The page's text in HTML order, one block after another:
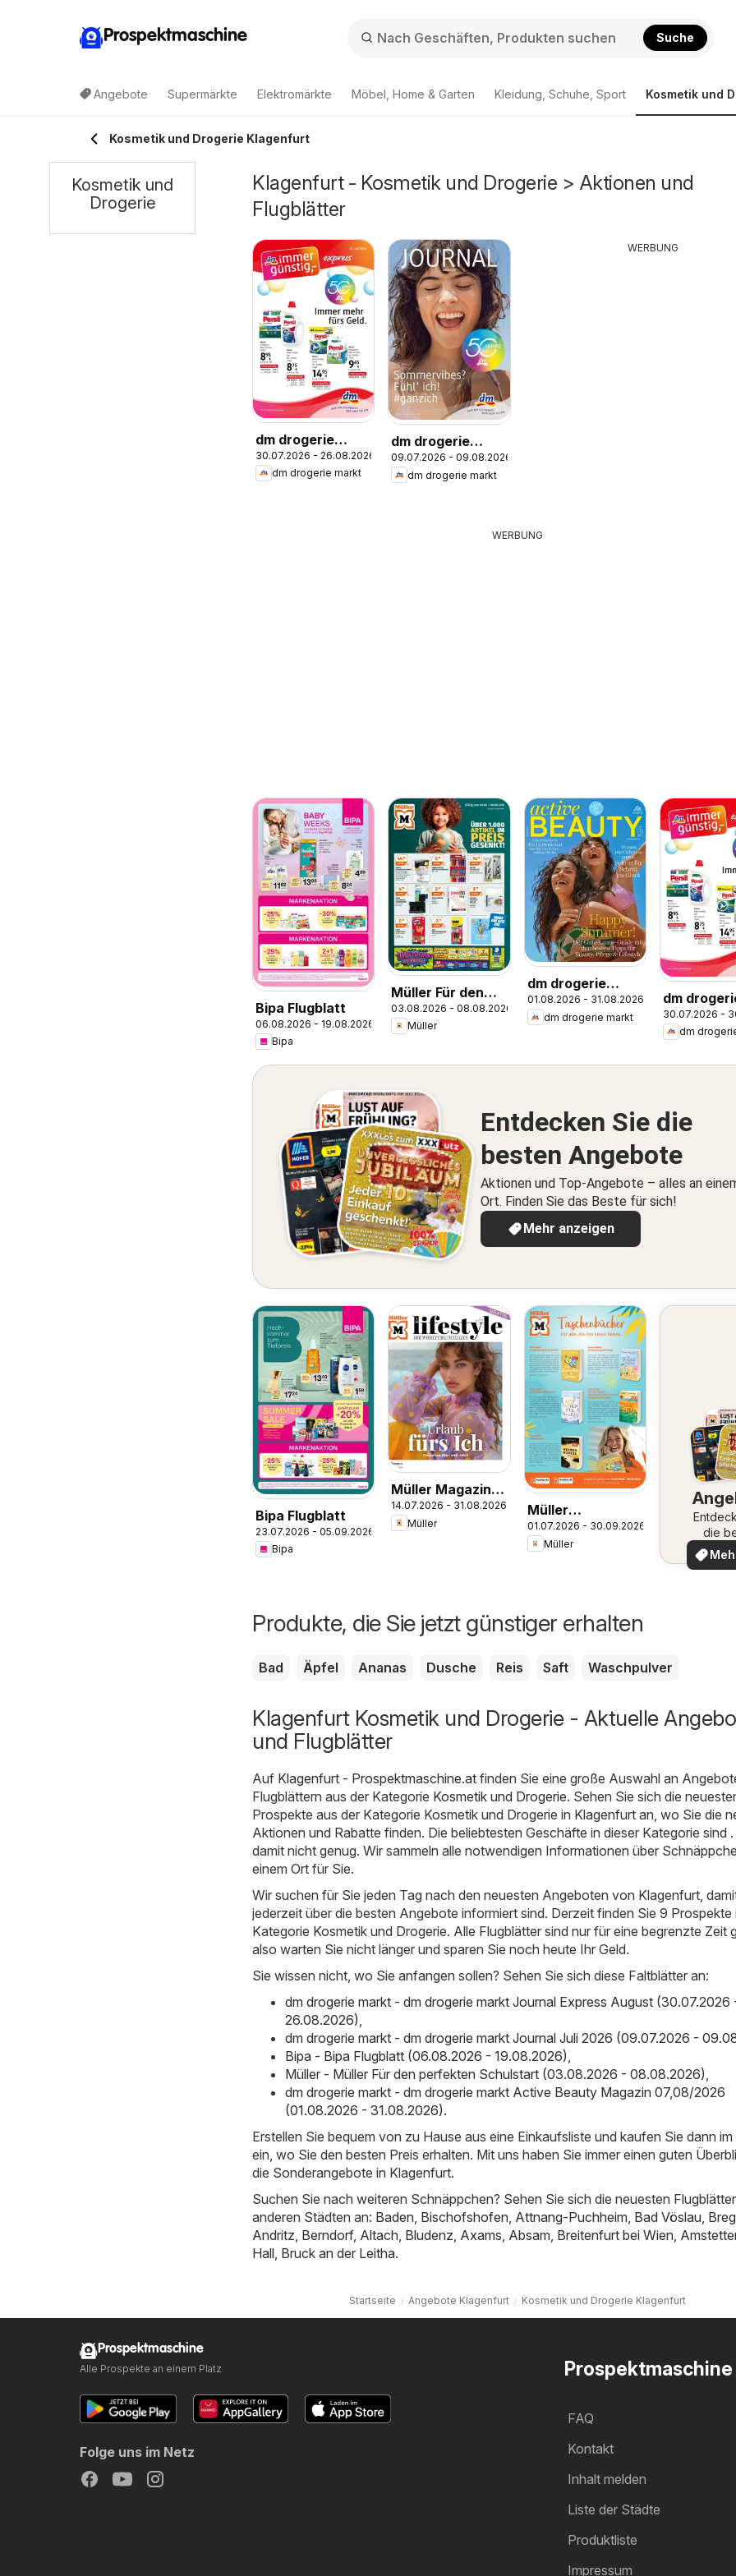
Prospektmaschine Suche
Angebote Supermärkte Elektromärkte Möbel, Home & Garten Kleidung, Schuhe, Sport Kosmetik und
Kosmetik und Drogerie Klagenfurt
Klagenfurt - Kosmetik und Drogerie > Aktionen und
Flugblätter
dm drogerie
markt Journal
Express August
30.07.2026 - 26.08.2026
dm drogerie markt
dm drogerie
markt Journal
Juli 2026
09.07.2026 - 09.08.2026
dm drogerie markt
WERBUNG
WERBUNG
Bipa Flugblatt
06.08.2026 - 19.08.2026
Bipa
Müller Für den
perfekten
Schulstart
03.08.2026 - 08.08.2026
Müller
dm drogerie
markt Active
Beauty Magazin
01.08.2026 - 31.08.2026
dm drogerie markt
dm
markt
August
30.07.2026 -
dm
Entdecken Sie die
besten Angebote
Aktionen und Top-Angebote – alles an
Ort. Finden Sie das Beste für sich!
Mehr anzeigen
Bipa Flugblatt
23.07.2026 - 05.09.2026
Bipa
Müller Magazine
Lifestyle 4/26
14.07.2026 - 31.08.2026
Müller
Müller
Taschenbücher
01.07.2026 - 30.09.2026
Müller
die
Produkte, die Sie jetzt günstiger erhalten
Bad Äpfel Ananas Dusche Reis Saft Waschpulver
Klagenfurt Kosmetik und Drogerie - Aktuelle
und Flugblätter
Auf Klagenfurt - Prospektmaschine.at finden Sie eine große Auswahl an
Flugblättern aus der Kategorie Kosmetik und Drogerie. Sehen Sie sich die
Prospekte aus der Kategorie Kosmetik und Drogerie in Klagenfurt an, wo Sie die
Aktionen und Rabatte finden. Die beliebtesten Geschäfte in dieser Kategorie sind
damit nicht genug. Wir sammeln alle notwendigen Informationen über
einem Ort für Sie.
Wir suchen für Sie jeden Tag nach den neuesten Angeboten von Klagenfurt,
jederzeit über die besten Angebote informiert sind. Derzeit finden Sie 9 Prospekte
Kategorie Kosmetik und Drogerie. Alle Flugblätter sind nur für eine begrenzte Zeit
also warten Sie nicht länger und sparen Sie noch heute Ihr Geld.
Sie wissen nicht, wo Sie anfangen sollen? Sehen Sie sich diese Faltblätter an:
dm drogerie markt - dm drogerie markt Journal Express August (30.07.2026
26.08.2026)
dm drogerie markt - dm drogerie markt Journal Juli 2026 (09.07.2026 -
Bipa - Bipa Flugblatt (06.08.2026 - 19.08.2026)
Müller - Müller Für den perfekten Schulstart (03.08.2026 - 08.08.2026)
dm drogerie markt - dm drogerie markt Active Beauty Magazin 07,08/2026
(01.08.2026 - 31.08.2026).
Erstellen Sie bequem von zu Hause aus eine Einkaufsliste und kaufen Sie dann
ein, wo Sie den besten Preis erhalten. Mit uns haben Sie immer einen guten
die Sonderangebote in Klagenfurt.
Suchen Sie nach weiteren Schnäppchen? Sehen Sie sich die neuesten
anderen Städten an: Baden Bischofshofen Attnang-Puchheim Bad Vöslau
Andritz Berndorf, Altach Bludenz Axams Absam Breitenfurt bei Wien
Hall Bruck an der Leitha.
Startseite Angebote Klagenfurt Kosmetik und Drogerie Klagenfurt
Kosmetik und
Drogerie
Prospektmaschine
FAQ
Kontakt
Inhalt melden
Liste der Städte
Produktliste
Impressum
Prospektmaschine
Alle Prospekte an einem Platz
Folge uns im Netz